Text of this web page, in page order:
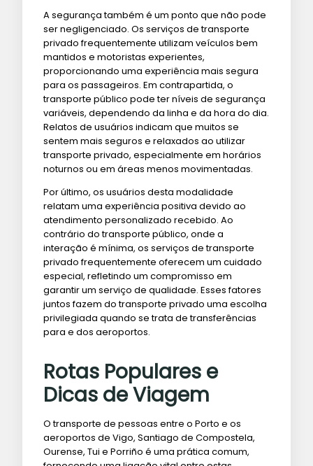
A segurança também é um ponto que não pode
ser negligenciado. Os serviços de transporte
privado frequentemente utilizam veículos bem
mantidos e motoristas experientes,
proporcionando uma experiência mais segura
para os passageiros. Em contrapartida, o
transporte público pode ter níveis de segurança
variáveis, dependendo da linha e da hora do dia.
Relatos de usuários indicam que muitos se
sentem mais seguros e relaxados ao utilizar
transporte privado, especialmente em horários
noturnos ou em áreas menos movimentadas.
Por último, os usuários desta modalidade
relatam uma experiência positiva devido ao
atendimento personalizado recebido. Ao
contrário do transporte público, onde a
interação é mínima, os serviços de transporte
privado frequentemente oferecem um cuidado
especial, refletindo um compromisso em
garantir um serviço de qualidade. Esses fatores
juntos fazem do transporte privado uma escolha
privilegiada quando se trata de transferências
para e dos aeroportos.
Rotas Populares e
Dicas de Viagem
O transporte de pessoas entre o Porto e os
aeroportos de Vigo, Santiago de Compostela,
Ourense, Tui e Porriño é uma prática comum,